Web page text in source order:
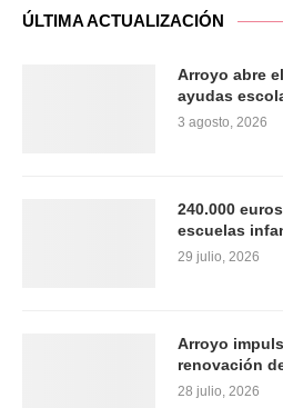
ÚLTIMA ACTUALIZACIÓN
Arroyo abre
ayudas
3 agosto, 2026
240.000
escuelas
29 julio, 2026
Arroyo
renovación
28 julio, 2026